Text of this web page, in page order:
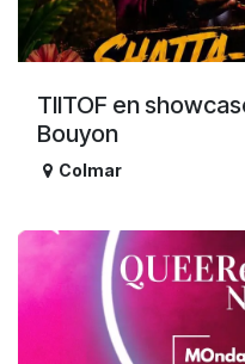
TIITOF en
Bouyon
Colmar